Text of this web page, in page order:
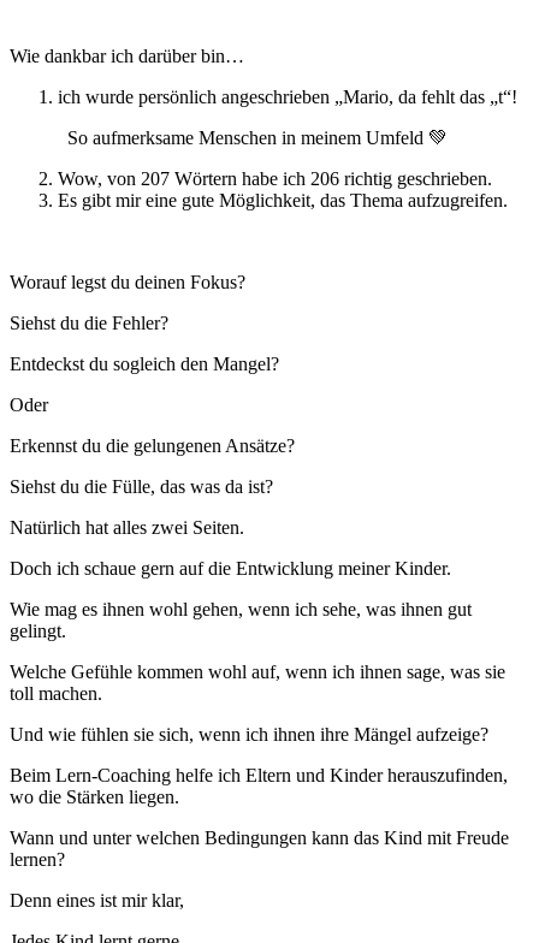
Wie dankbar ich darüber bin…
ich wurde persönlich angeschrieben „Mario, da fehlt das „t“!
So aufmerksame Menschen in meinem Umfeld 💚
Wow, von 207 Wörtern habe ich 206 richtig geschrieben.
Es gibt mir eine gute Möglichkeit, das Thema aufzugreifen.
Worauf legst du deinen Fokus?
Siehst du die Fehler?
Entdeckst du sogleich den Mangel?
Oder
Erkennst du die gelungenen Ansätze?
Siehst du die Fülle, das was da ist?
Natürlich hat alles zwei Seiten.
Doch ich schaue gern auf die Entwicklung meiner Kinder.
Wie mag es ihnen wohl gehen, wenn ich sehe, was ihnen gut
gelingt.
Welche Gefühle kommen wohl auf, wenn ich ihnen sage, was sie
toll machen.
Und wie fühlen sie sich, wenn ich ihnen ihre Mängel aufzeige?
Beim Lern-Coaching helfe ich Eltern und Kinder herauszufinden,
wo die Stärken liegen.
Wann und unter welchen Bedingungen kann das Kind mit Freude
lernen?
Denn eines ist mir klar,